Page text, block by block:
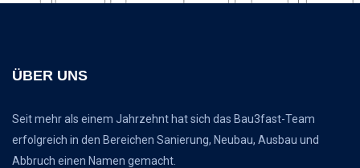
ÜBER UNS
Seit mehr als einem Jahrzehnt hat sich das Bau3fast-Team
erfolgreich in den Bereichen Sanierung, Neubau, Ausbau und
Abbruch einen Namen gemacht.